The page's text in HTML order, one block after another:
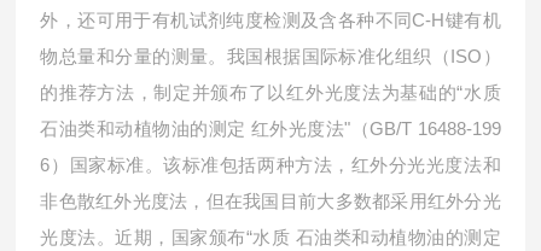
外，还可用于有机试剂纯度检测及含各种不同C-H键有机
物总量和分量的测量。我国根据国际标准化组织（ISO）
的推荐方法，制定并颁布了以红外光度法为基础的“水质
石油类和动植物油的测定 红外光度法"（GB/T 16488-199
6）国家标准。该标准包括两种方法，红外分光光度法和
非色散红外光度法，但在我国目前大多数都采用红外分光
光度法。近期，国家颁布“水质 石油类和动植物油的测定